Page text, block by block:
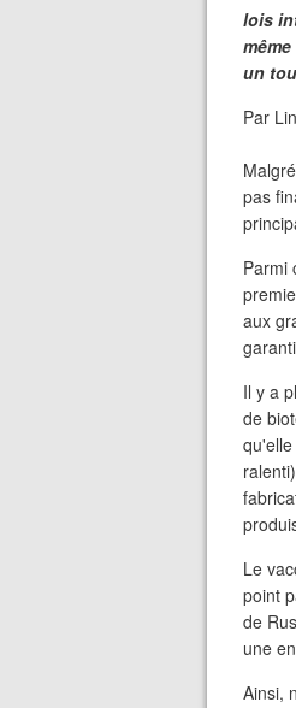
lois
un
Par
pas
Parmi
aux
Il y a
de
Le
point
de
une
Ainsi,